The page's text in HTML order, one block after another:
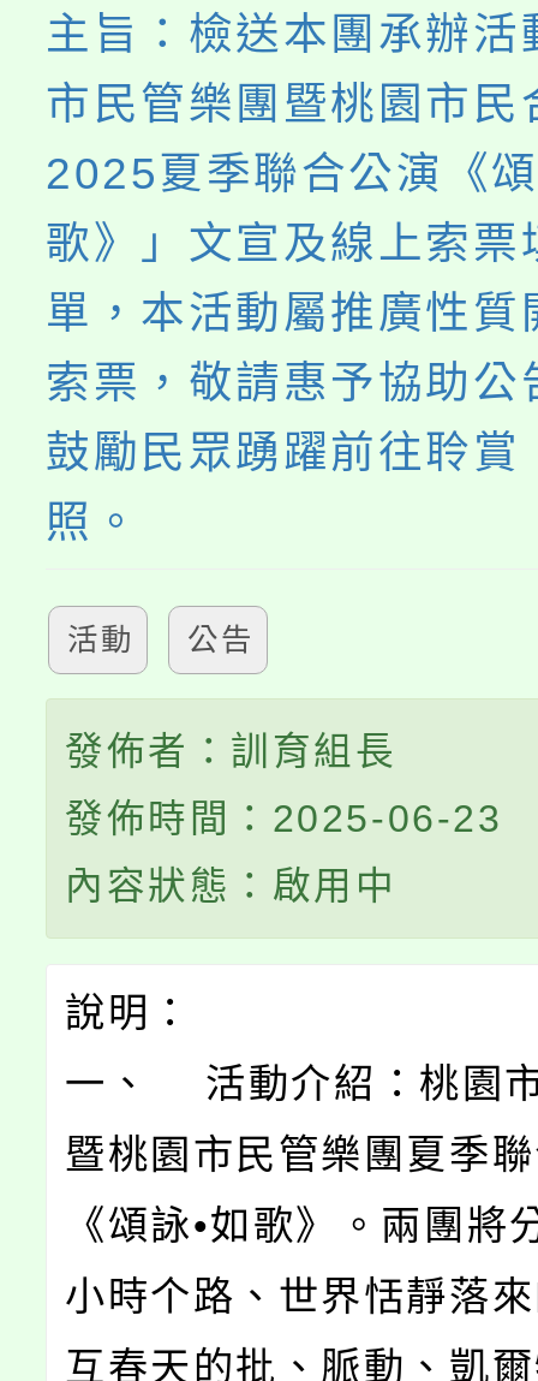
主旨：檢送本團承辦活
市民管樂團暨桃園市民
2025夏季聯合公演《
歌》」文宣及線上索票
單，本活動屬推廣性質
索票，敬請惠予協助公
鼓勵民眾踴躍前往聆賞
照。
活動 公告
發佈者：訓育組長
發佈時間：2025-06-23
內容狀態：啟用中
說明：
一、 活動介紹：桃園
暨桃園市民管樂團夏季
《頌詠•如歌》。兩團將
小時个路、世界恬靜落
互春天的批、脈動、凱